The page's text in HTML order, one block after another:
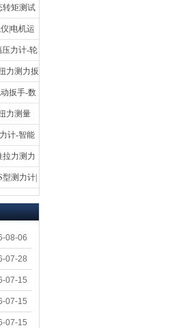
转矩测试
|电机运
压力计-轮
力测力扳
扳手-数
力测量
计-智能
拉力测力
测力计|
08-06
07-28
07-15
07-15
07-15